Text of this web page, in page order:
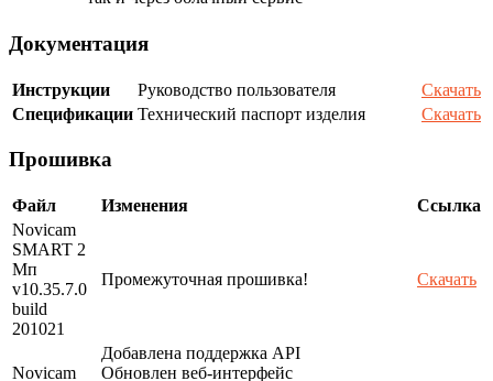
Документация
Инструкции Руководство пользователя
Скачать
Спецификации Технический паспорт изделия Скачать
Прошивка
Файл Изменения
Ссылка
Novicam
SMART 2
Мп
v10.35.7.0
build
201021
Промежуточная прошивка! Скачать
Novicam
Добавлена поддержка API
Обновлен веб-интерфейс